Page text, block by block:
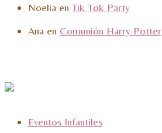
Noelia en Tik Tok Party
Ana en Comunión Harry Potter
Eventos Infantiles